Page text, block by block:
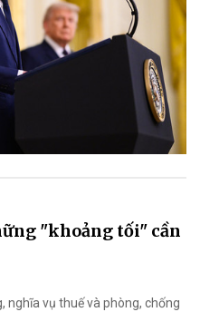
"khoảng tối" cần
nghĩa vụ thuế và phòng, chống